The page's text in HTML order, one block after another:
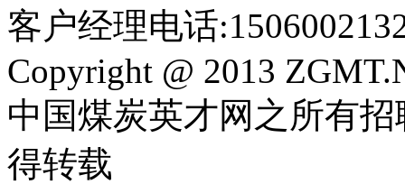
客户经理电话
Copyright @ 2013
中国煤炭英才网之所有
得转载